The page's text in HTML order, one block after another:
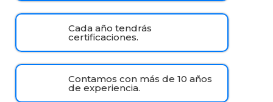
Cada año tendrás
certificaciones.
Contamos con más de 10 años
de experiencia.